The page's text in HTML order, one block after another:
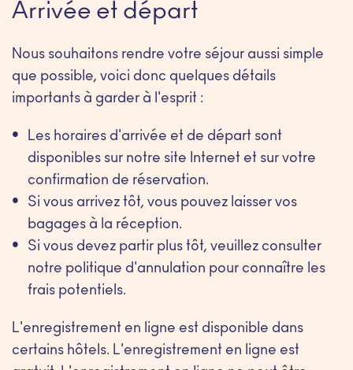
Arrivée et départ
Nous souhaitons rendre votre séjour aussi simple
que possible, voici donc quelques détails
importants à garder à l'esprit :
Les horaires d'arrivée et de départ sont
disponibles sur notre site Internet et sur votre
confirmation de réservation.
Si vous arrivez tôt, vous pouvez laisser vos
bagages à la réception.
Si vous devez partir plus tôt, veuillez consulter
notre politique d'annulation pour connaître les
frais potentiels.
L'enregistrement en ligne est disponible dans
certains hôtels. L'enregistrement en ligne est